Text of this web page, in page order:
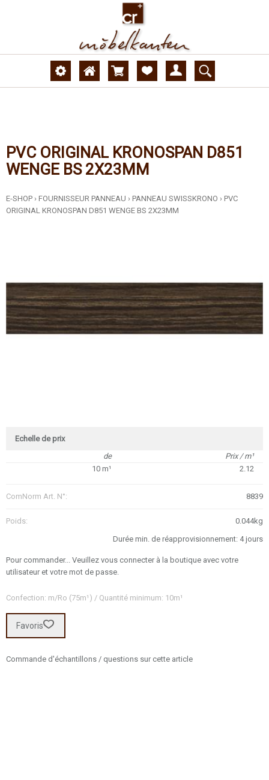
PVC ORIGINAL KRONOSPAN D851
WENGE BS 2X23MM
E-SHOP › FOURNISSEUR PANNEAU › PANNEAU SWISSKRONO › PVC
ORIGINAL KRONOSPAN D851 WENGE BS 2X23MM
Echelle de prix
de
Prix / m¹
10 m¹
2.12
ComNorm Art. N°: 8839
Poids:
0.044kg
Durée min. de réapprovisionnement: 4 jours
Pour commander... Veuillez vous connecter à la boutique avec votre
utilisateur et votre mot de passe.
Confection: m/Ro (75m¹) / Quantité minimum: 10m¹
Favoris
Commande d'échantillons / questions sur cette article